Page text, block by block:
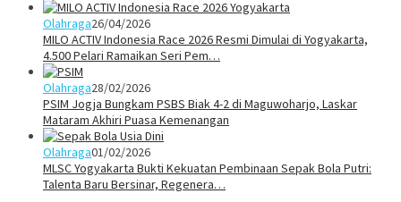
Olahraga26/04/2026
MILO ACTIV Indonesia Race 2026 Resmi Dimulai di Yogyakarta,
4.500 Pelari Ramaikan Seri Pem…
Olahraga28/02/2026
PSIM Jogja Bungkam PSBS Biak 4-2 di Maguwoharjo, Laskar
Mataram Akhiri Puasa Kemenangan
Olahraga01/02/2026
MLSC Yogyakarta Bukti Kekuatan Pembinaan Sepak Bola Putri:
Talenta Baru Bersinar, Regenera…